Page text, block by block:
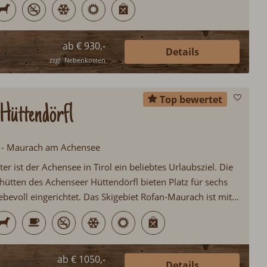
ab € 930,-
zzgl. Nebenkosten
Details
Top bewertet
Maurach am Achensee
ist der Achensee in Tirol ein beliebtes Urlaubsziel. Die
des Achenseer Hüttendörfl bieten Platz für sechs
eingerichtet. Das Skigebiet Rofan-Maurach ist mit
erreichbar. Im Sommer gibt es am Achensee allerhand
ausreichend Freizeitmöglichkeiten...
ab € 1050,-